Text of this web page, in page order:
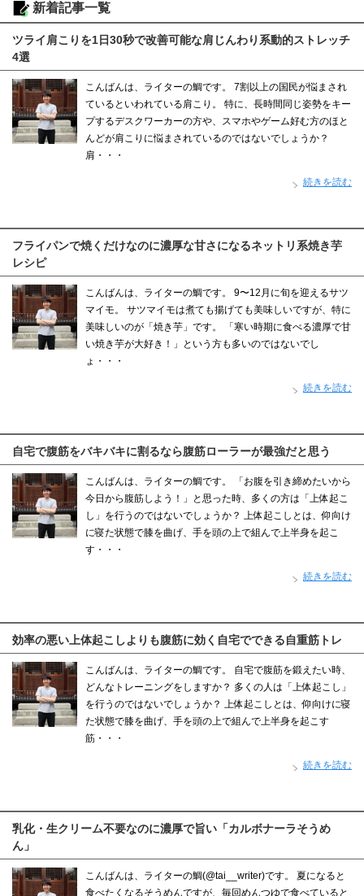
新着記事一覧
ツライ肩こりを1日30秒で改善可能な肩じんわり系動的ストレッチ
4選
こんばんは、ライターの鯛です。 7割以上の国民が悩まされ
ているといわれている肩こり。 特に、長時間同じ姿勢をキー
プするデスクワーカーの方や、スマホやゲーム好む方のほと
んどが肩こりに悩まされているのではないでしょうか？
肩・・・
続きを読む
フライパンで焼くだけなのに濃厚な甘さになるネットリ系焼き芋
レシピ
こんばんは、ライターの鯛です。 9〜12月に旬を迎えるサツ
マイモ。 サツマイモは煮ても揚げても美味しいですが、特に
美味しいのが「焼き芋」です。 「寒い時期に食べる濃厚で甘
い焼き芋が大好き！」という方も多いのではないでし
ょ・・・
続きを読む
自宅で腹筋をバキバキに割るなら腹筋ローラーが最強だと思う
こんばんは、ライターの鯛です。 「お腹を引き締めたいから
今日から腹筋しよう！」と思った時、多くの方は「上体起こ
し」を行うのではないでしょうか？ 上体起こしとは、仰向け
に寝た状態で膝を曲げ、手を頭の上で組んで上半身を起こ
す・・・
続きを読む
効率の悪い上体起こしよりも腹筋に効く自宅でできる自重筋トレ
こんばんは、ライターの鯛です。 自宅で腹筋を鍛えたい時、
どんなトレーニングをしますか？ 多くの人は「上体起こし」
を行うのではないでしょうか？ 上体起こしとは、仰向けに寝
た状態で膝を曲げ、手を頭の上で組んで上半身を起こす
筋・・・
続きを読む
乳化・生クリーム不要なのに濃厚で旨い「カルボナーラそうめ
ん」
こんばんは、ライターの鯛(@tai__writer)です。 夏になると
食べたくなるそうめんですが、毎回めんつゆで食べていると